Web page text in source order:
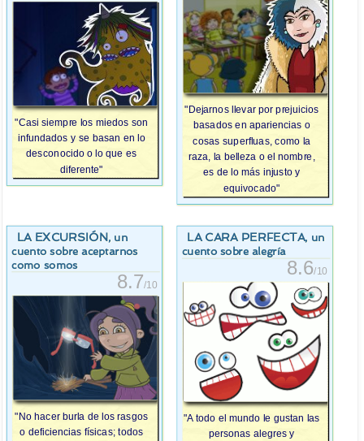
"Casi siempre los miedos son
infundados y se basan en lo
desconocido o lo que es
diferente"
"Dejarnos llevar por prejuicios
basados en apariencias o
cosas superfluas, como la
raza, la belleza o el nombre,
es de lo más injusto y
equivocado"
LA EXCURSIÓN, un
cuento sobre aceptarnos
como somos
8.7/10
"No hacer burla de los rasgos
o deficiencias físicas; todos
LA CARA PERFECTA, un
cuento sobre alegría
8.6/10
"A todo el mundo le gustan las
personas alegres y